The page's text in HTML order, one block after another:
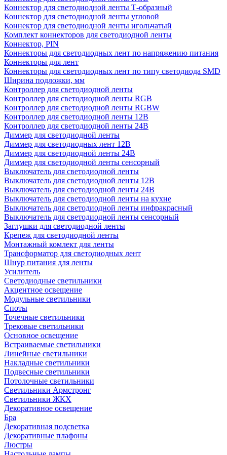
Коннектор для светодиодной ленты Т-образный
Коннектор для светодиодной ленты угловой
Коннектор для светодиодной ленты игольчатый
Комплект коннекторов для светодиодной ленты
Коннектор, PIN
Коннекторы для светодиодных лент по напряжению питания
Коннекторы для лент
Коннекторы для светодиодных лент по типу светодиода SMD
Ширина подложки, мм
Контроллер для светодиодной ленты
Контроллер для светодиодной ленты RGB
Контроллер для светодиодной ленты RGBW
Контроллер для светодиодной ленты 12В
Контроллер для светодиодной ленты 24В
Диммер для светодиодной ленты
Диммер для светодиодных лент 12В
Диммер для светодиодной ленты 24В
Диммер для светодиодной ленты сенсорный
Выключатель для светодиодной ленты
Выключатель для светодиодной ленты 12В
Выключатель для светодиодной ленты 24В
Выключатель для светодиодной ленты на кухне
Выключатель для светодиодной ленты инфракрасный
Выключатель для светодиодной ленты сенсорный
Заглушки для светодиодной ленты
Крепеж для светодиодной ленты
Монтажный комлект для ленты
Трансформатор для светодиодных лент
Шнур питания для ленты
Усилитель
Светодиодные светильники
Акцентное освещение
Модульные светильники
Споты
Точечные светильники
Трековые светильники
Основное освещение
Встраиваемые светильники
Линейные светильники
Накладные светильники
Подвесные светильники
Потолочные светильники
Светильники Армстронг
Светильники ЖКХ
Декоративное освещение
Бра
Декоративная подсветка
Декоративные плафоны
Люстры